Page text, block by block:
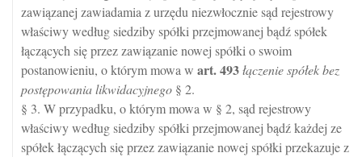
zawiązanej zawiadamia z urzędu niezwłocznie sąd rejestrowy
właściwy według siedziby spółki przejmowanej bądź spółek
łączących się przez zawiązanie nowej spółki o swoim
postanowieniu, o którym mowa w art.493łączenie spółek bez
postępowania likwidacyjnego § 2.
§ 3. W przypadku, o którym mowa w § 2, sąd rejestrowy
właściwy według siedziby spółki przejmowanej bądź każdej ze
spółek łączących się przez zawiązanie nowej spółki przekazuje z